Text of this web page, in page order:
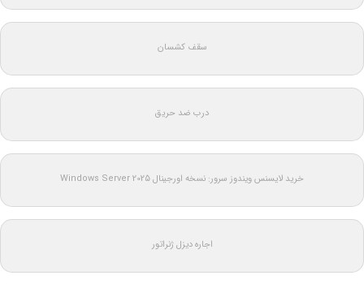
سقف کشسان
درب ضد حریق
خرید لایسنس ویندوز سرور: نسخه اورجینال Windows Server 2025
اجاره دیزل ژنراتور